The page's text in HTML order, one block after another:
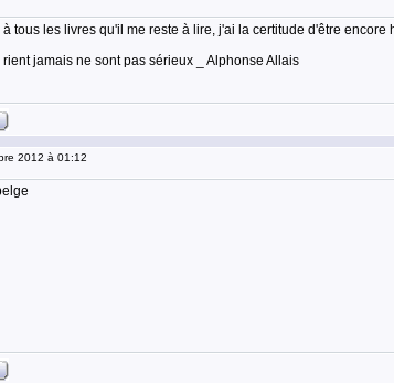
tous les livres qu'il me reste à lire, j'ai la certitude d'être encore
jamais ne sont pas sérieux _ Alphonse Allais
2012 à 01:12